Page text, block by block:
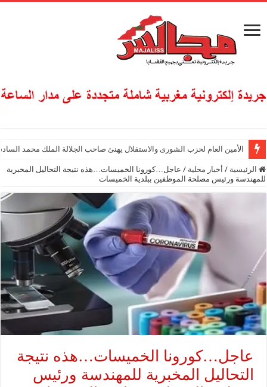
الأمين العام لحزب الشورى والاستقلال يهنئ صاحب الجلالة الملك محمد
الرئيسية / أخبار محلية / عاجل…كورونا الخميسات…هذه نتيجة التحاليل المخبرية
للمهندسة ورئيس مصلحة الموظفين ببلدية الخميسات
عاجل…كورونا الخميسات…هذه نتيجة
التحاليل المخبرية للمهندسة ورئيس